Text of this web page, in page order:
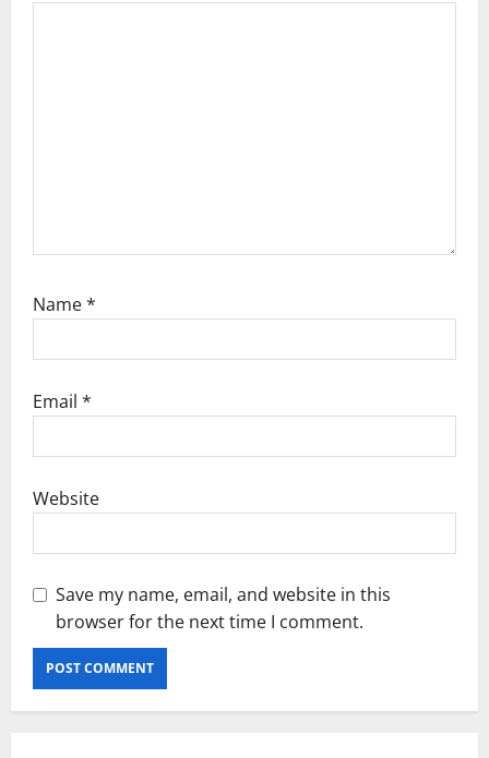
Name*
Email *
Website
Save my name, email, and website in this
browser for the next time I comment.